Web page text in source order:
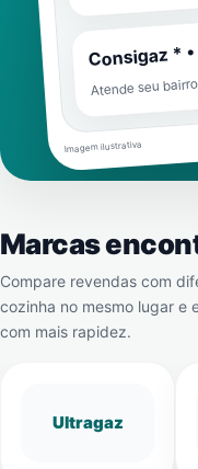
Consigaz *
Atende seu bairro
Imagem ilustrativa
Marcas
Compare revendas com
cozinha no mesmo lugar e
com mais rapidez.
Ultragaz